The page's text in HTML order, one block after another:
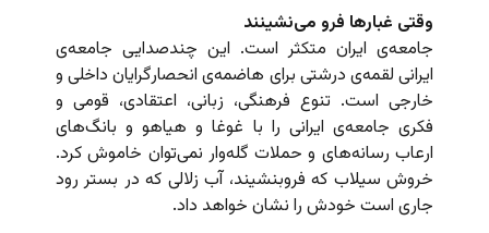
وقتی غبارها فرو می‌نشینند
جامعه‌ی ایران متکثر است. این چندصدایی جامعه‌ی
ایرانی لقمه‌ی درشتی برای هاضمه‌ی انحصارگرایان داخلی و
خارجی است. تنوع فرهنگی، زبانی، اعتقادی، قومی و
فکری جامعه‌ی ایرانی را با غوغا و هیاهو و بانگ‌های
ارعاب رسانه‌های و حملات گله‌وار نمی‌توان خاموش کرد.
خروش سیلاب که فروبنشیند، آب زلالی که در بستر رود
جاری است خودش را نشان خواهد داد.